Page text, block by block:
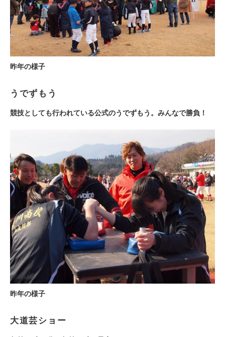
昨年の様子
うでずもう
競技としても行われている公式のうでずもう。みんなで勝負！
昨年の様子
大道芸ショー